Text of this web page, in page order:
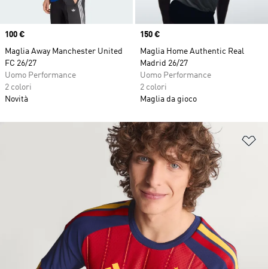
Price
100 €
Maglia Away Manchester United
FC 26/27
Uomo Performance
2 colori
Novità
Price
150 €
Maglia Home Authentic Real
Madrid 26/27
Uomo Performance
2 colori
Maglia da gioco